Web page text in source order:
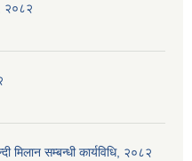
२०८२
मिलान सम्बन्धी कार्यविधि, २०८२